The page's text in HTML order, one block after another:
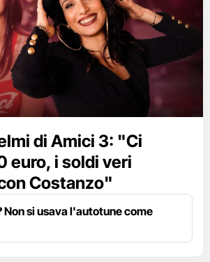
di Amici 3: "Ci
euro, i soldi veri
Costanzo"
Non si usava l'autotune come